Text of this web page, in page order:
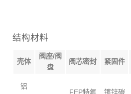
结构材料
壳体
阀座/阀
盘
阀芯密封 紧固件
铝
FEP特氟
镀锌碳